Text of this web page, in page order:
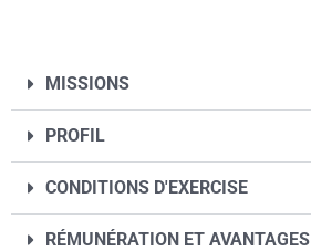
MISSIONS
PROFIL
CONDITIONS D'EXERCISE
RÉMUNÉRATION ET AVANTAGES